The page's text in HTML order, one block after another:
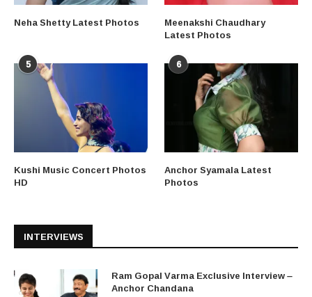
Neha Shetty Latest Photos Meenakshi Chaudhary
Latest Photos
5
Kushi Music Concert Photos
HD
6
Anchor Syamala Latest
Photos
INTERVIEWS
Ram Gopal Varma Exclusive Interview –
Anchor Chandana